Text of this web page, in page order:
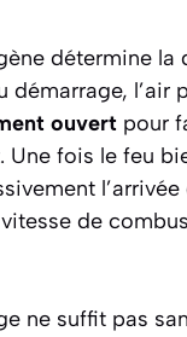
détermine la
démarrage, l’air
ouvert pour
Une fois le feu
l’arrivée
de
ne suffit pas